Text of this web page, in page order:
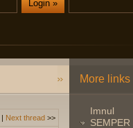
| Next thread >>
More links
Imnul
SEMPER